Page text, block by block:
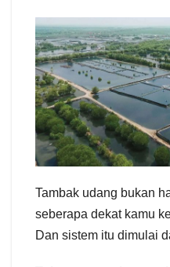
Tambak udang bukan
seberapa dekat kamu
Dan sistem itu dimulai